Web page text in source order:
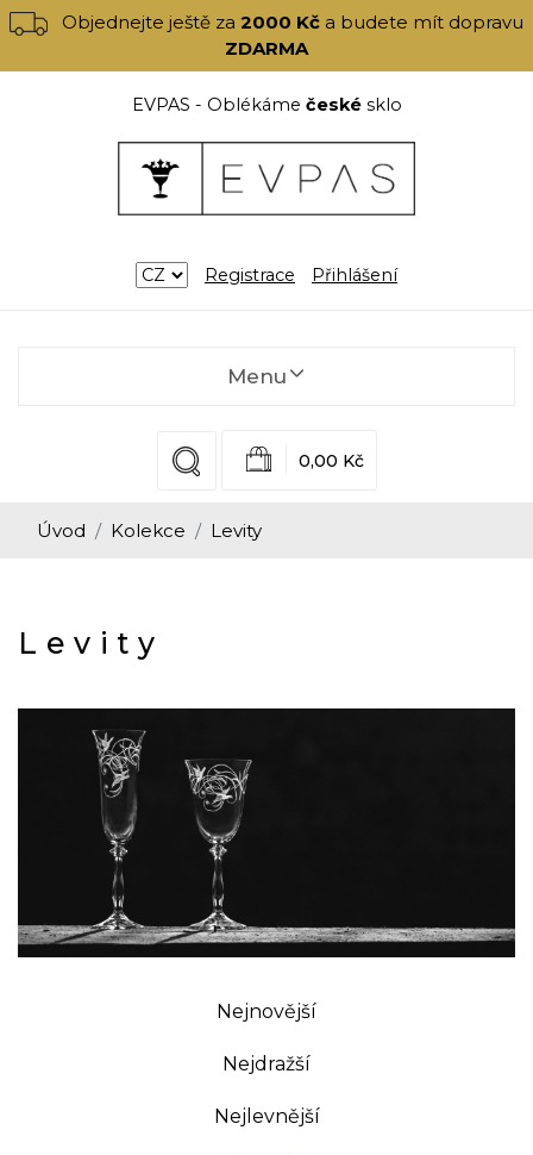
Objednejte ještě za2000 Kč a budete mít dopravu
ZDARMA
EVPAS - Oblékáme českésklo
Registrace Přihlášení
Menu
0,00 Kč
Úvod Kolekce Levity
Levity
Nejnovější
Nejdražší
Nejlevnější